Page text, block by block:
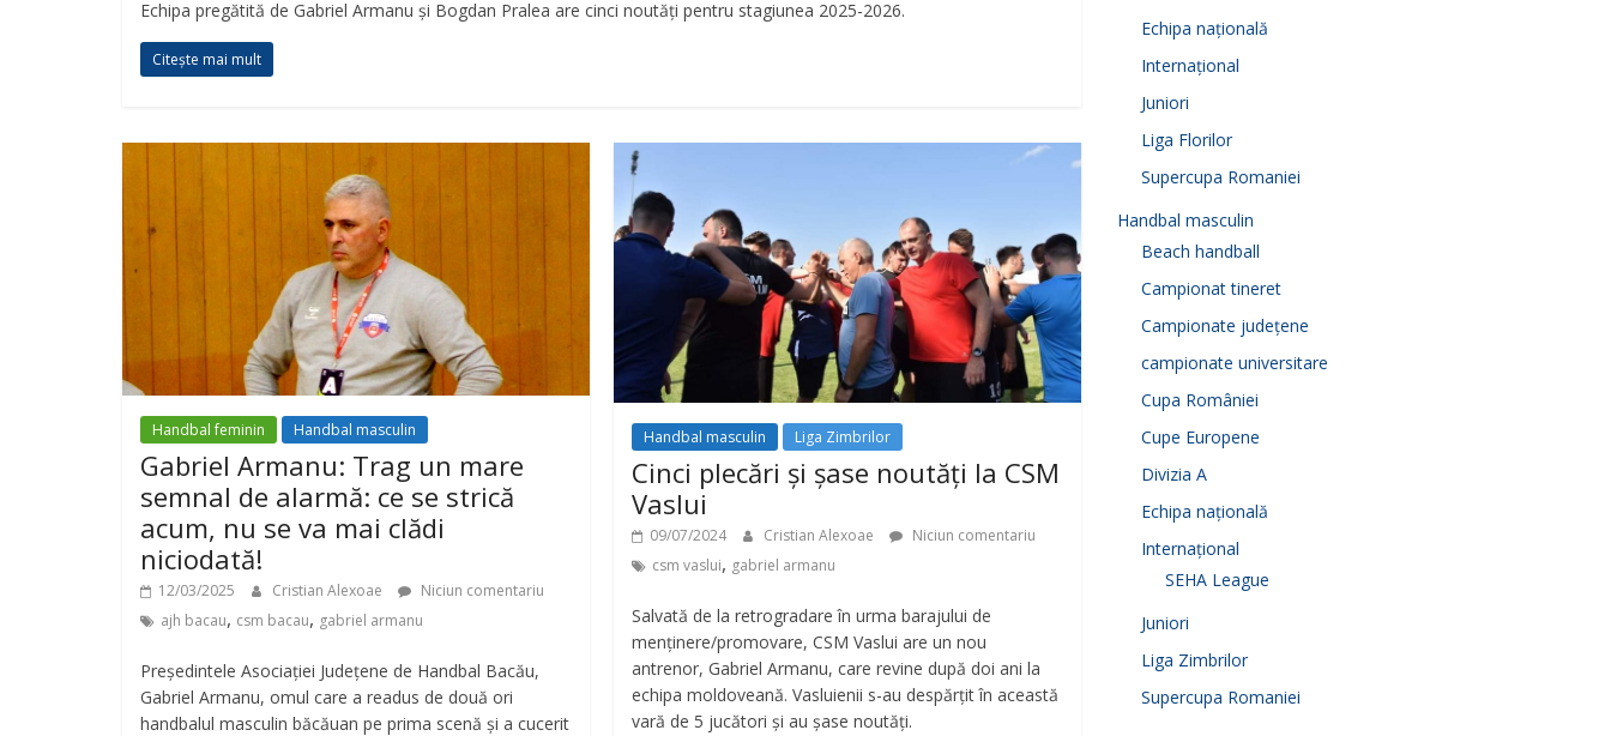
Echipa pregătită de Gabriel Armanu și Bogdan Pralea are cinci noutăți pentru stagiunea 2025-2026.
Citește mai mult
Handbal feminin Handbal masculin
Gabriel Armanu: Trag un mare
semnal de alarmă: ce se strică
acum, nu se va mai clădi
niciodată!
12/03/2025 Cristian Alexoae
Niciun comentariu
ajh bacau, csm bacau, gabriel armanu
Președintele Asociației Județene de Handbal Bacău,
Gabriel Armanu, omul care a readus de două ori
handbalul masculin băcăuan pe prima scenă și a cucerit
Handbal masculin Liga Zimbrilor
Cinci plecări și șase noutăți la CSM
Vaslui
09/07/2024 Cristian Alexoae
Niciun comentariu
csm vaslui, gabriel armanu
Salvată de la retrogradare în urma barajului de
menținere/promovare, CSM Vaslui are un nou
antrenor, Gabriel Armanu, care revine după doi ani la
echipa moldoveană. Vasluienii s-au despărțit în această
vară de 5 jucători și au șase noutăți.
Echipa națională
Internațional
Juniori
Liga Florilor
Supercupa Romaniei
Handbal masculin
Beach handball
Campionat tineret
Campionate județene
campionate universitare
Cupa României
Cupe Europene
Divizia A
Echipa națională
Internațional
SEHA League
Juniori
Liga Zimbrilor
Supercupa Romaniei